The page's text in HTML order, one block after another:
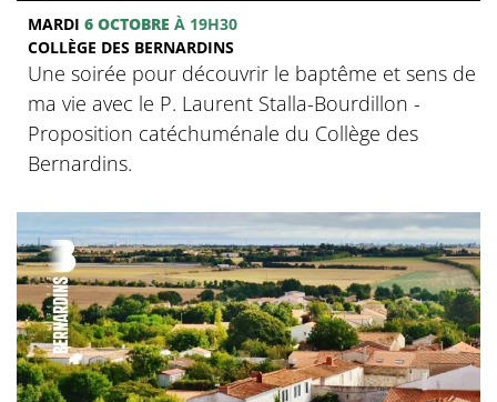
MARDI 6 OCTOBRE À 19H30
COLLÈGE DES BERNARDINS
Une soirée pour découvrir le baptême et sens de
ma vie avec le P. Laurent Stalla-Bourdillon -
Proposition catéchuménale du Collège des
Bernardins.